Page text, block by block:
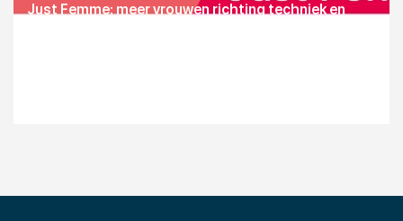
Just Femme: meer vrouwen richting techniek en